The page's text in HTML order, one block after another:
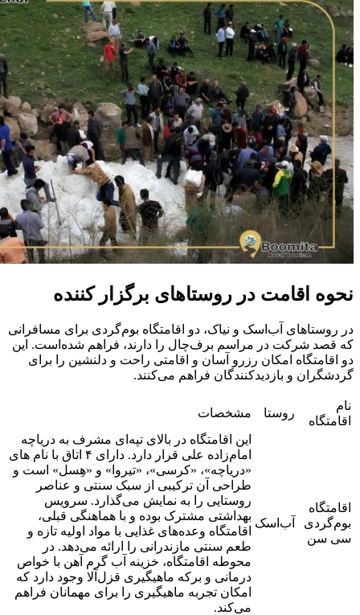
نحوه اقامت در روستاهای برگزار کننده
در روستاهای آب‌اسک و نیاک، دو اقامتگاه بوم‌گردی برای مسافرانی
که قصد شرکت در مراسم برف‌چال را دارند، فراهم شده‌است. این
دو اقامتگاه امکان رزرو آسان و اقامتی راحت و دلنشین را برای
گردشگران و بازدیدکنندگان فراهم می‌کنند.
نام
اقامتگاه
روستا مشخصات
اقامتگاه
بوم‌گردی
سی سن
آب‌اسک
این اقامتگاه در بالای تپه‌ای مشرف به دریاچه
امام‌زاده علی قرار دارد. دارای ۴ اتاق با نام های
«دریاچه»، «کرسی»، «تیروا» و «هِسل» است و
طراحی آن ترکیبی از سبک سنتی و عناصر
روستایی را به نمایش می‌گذارد. سرویس
بهداشتی مشترک بوده و با هماهنگی قبلی،
اقامتگاه وعده‌های غذایی با مواد اولیه تازه و
طعم سنتی مازندرانی را ارائه می‌دهد. در
محوطه اقامتگاه، خزینه آب گرم آهن با خواص
درمانی و برکه ماهیگیری قزل‌آلا وجود دارد که
امکان تجربه ماهیگیری را برای مهمانان فراهم
می‌کند.